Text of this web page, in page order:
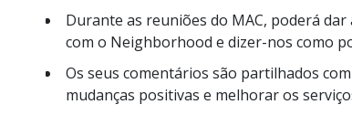
Durante as reuniões do MAC, poderá
com o Neighborhood e dizer-nos como
Os seus comentários são partilhados
mudanças positivas e melhorar os